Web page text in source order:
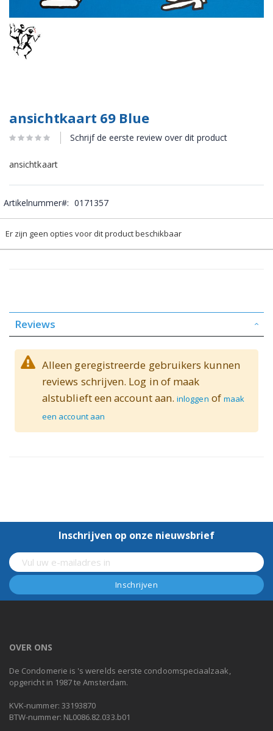
ansichtkaart 69 Blue
Schrijf de eerste review over dit product
ansichtkaart
Artikelnummer 0171357
productitems
Er zijn geen opties voor dit product beschikbaar
Reviews
Alleen geregistreerde gebruikers kunnen
reviews schrijven. Log in of maak
alstublieft een account aan.inloggen of maak
een account aan
Inschrijven op onze nieuwsbrief
OVER ONS
De Condomerie is 's werelds eerste condoomspeciaalzaak,
opgericht in 1987 te Amsterdam.
KVK-nummer: 33193870
BTW-nummer: NL0086.82.033.b01